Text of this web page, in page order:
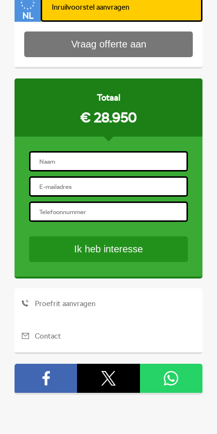
Navigatiesysteem Audio installatie
Multimedia-
Spraakbediening
NL
Vraag offerte aan
Totaal
€ 28.950
Ik heb interesse
Proefrit aanvragen
Contact